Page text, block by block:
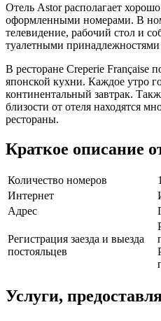
Отель Astor располагает
оформленными номерами. В
телевидение, рабочий стол и
туалетными принадлежностями
В ресторане Creperie Française
японской кухни. Каждое утро
континентальный завтрак.
близости от отеля находятся
рестораны.
Краткое описание
Количество номеров
Интернет
Адрес
Регистрация заезда и выезда
постояльцев
Услуги,